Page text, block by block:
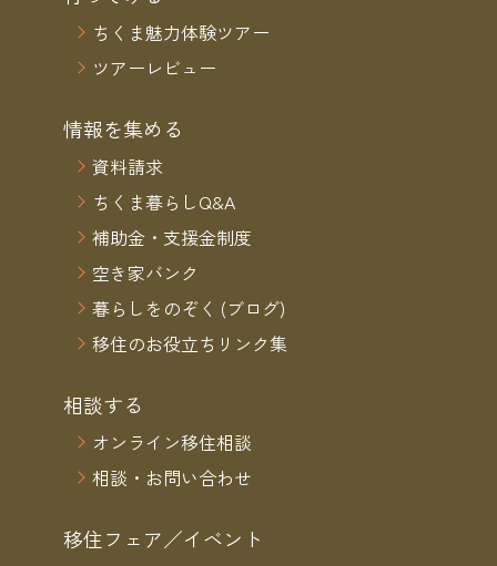
ちくま魅力体験ツアー
ツアーレビュー
情報を集める
資料請求
ちくま暮らしQ&A
補助金・支援金制度
空き家バンク
暮らしをのぞく (ブログ)
移住のお役立ちリンク集
相談する
オンライン移住相談
相談・お問い合わせ
移住フェア／イベント